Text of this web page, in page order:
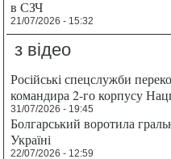
в СЗЧ
21/07/2026 - 15:32
з відео
Російські спецслужби
командира 2-го корпусу
31/07/2026 - 19:45
Болгарський воротила
Україні
22/07/2026 - 12:59